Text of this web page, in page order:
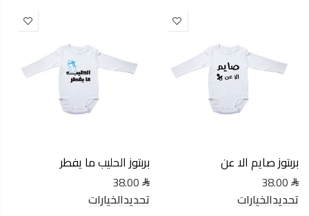
بربتوز صايم الا عن
38.00
تحديدالخيارات
بربتوز الحليب ما يفطر
38.00
تحديدالخيارات